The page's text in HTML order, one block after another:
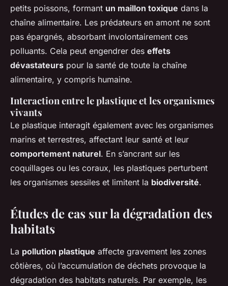
petits poissons, formant un maillon toxique dans la
chaîne alimentaire. Les prédateurs en amont ne sont
pas épargnés, absorbant involontairement ces
polluants. Cela peut engendrer des effets
dévastateurs pour la santé de toute la chaîne
alimentaire, y compris humaine.
Interaction entre le plastique et les organismes
vivants
Le plastique interagit également avec les organismes
marins et terrestres, affectant leur santé et leur
comportement naturel. En s’ancrant sur les
coquillages ou les coraux, les plastiques perturbent
les organismes sessiles et limitent la biodiversité.
Études de cas sur la dégradation des
habitats
La pollution plastique affecte gravement les zones
côtières, où l’accumulation de déchets provoque la
dégradation des habitats naturels. Par exemple, les